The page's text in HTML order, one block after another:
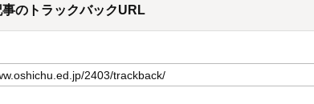
事のトラックバックURL